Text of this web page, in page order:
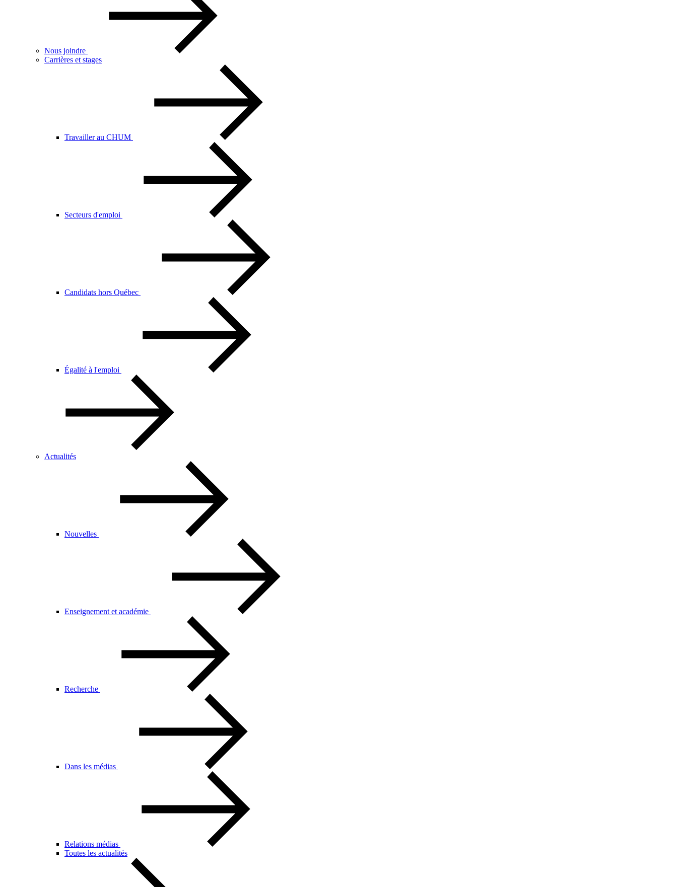
Nous joindre
Carrières et stages
Travailler au CHUM
Secteurs d'emploi
Candidats hors Québec
Égalité à l'emploi
Actualités
Nouvelles
Enseignement et académie
Recherche
Dans les médias
Relations médias
Toutes les actualités